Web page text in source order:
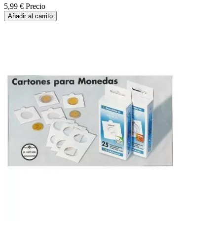
5,99 € Precio
Añadir al carrito